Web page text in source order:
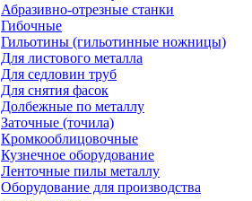
Абразивно-отрезные станки
Гибочные
Гильотины (гильотинные ножницы)
Для листового металла
Для седловин труб
Для снятия фасок
Долбежные по металлу
Заточные (точила)
Кромкооблицовочные
Кузнечное оборудование
Ленточные пилы металлу
Оборудование для производства